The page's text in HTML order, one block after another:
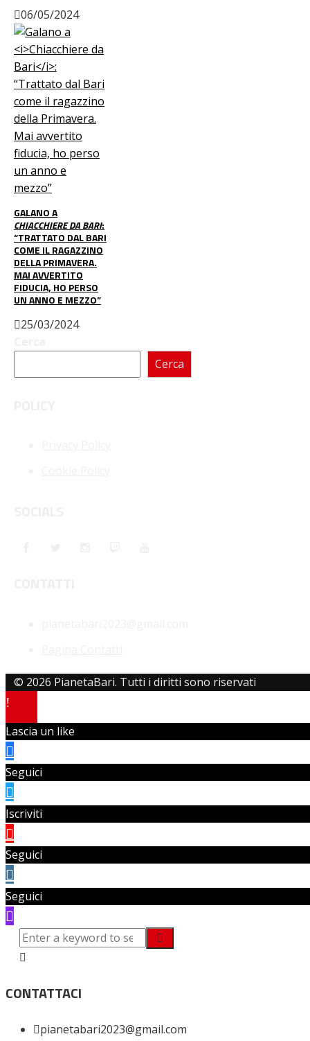
06/05/2024
GALANO A
CHIACCHIERE DA BARI:
“TRATTATO DAL BARI
COME IL RAGAZZINO
DELLA PRIMAVERA.
MAI AVVERTITO
FIDUCIA, HO PERSO
UN ANNO E MEZZO”
25/03/2024
Cerca
© 2026 PianetaBari. Tutti i diritti sono riservati
Lascia un like
Seguici
Iscriviti
Seguici
Seguici
CONTATTACI
pianetabari2023@gmail.com